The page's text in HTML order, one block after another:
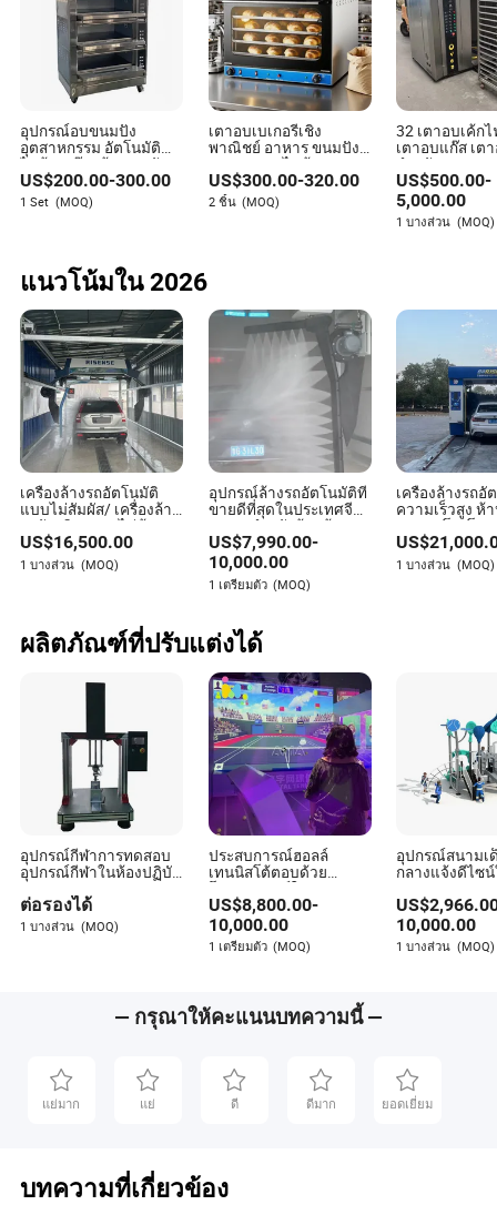
สำหรับภาคการผลิตกีฬาของจีน นี่แสดงถึงทั้งโอกาสและ
ความท้าทาย ด้วยการปรับให้สอดคล้องกับมาตรฐานสากล
ยอมรับนวัตกรรม และใช้ประโยชน์จากแพลตฟอร์มการค้า
แบบดิจิทัล ซัพพลายเออร์ชาวจีนสามารถเป็นผู้นำในการ
เคลื่อนไหวระดับโลกต่อไปสู่ไลฟ์สไตล์ที่กระฉับกระเฉงและ
ใส่ใจสุขภาพ
Made-in-China.com ยืนอยู่ที่ศูนย์กลางของวิวัฒนาการนี้
เชื่อมโยงประสิทธิภาพกับการผลิต และชัยชนะกับคุณค่า เมื่อ
เทนนิสพัฒนาไป ธุรกิจกีฬาก็เช่นกัน และความสามารถใน
การผลิตของจีนก็พร้อมที่จะให้บริการโลกทีละไม้ ทีละรองเท้า
อุปกรณ์อบขนมปัง
อุตสาหกรรม อัตโนมัติ
ไฟฟ้า แก๊ส เค้ก ขนมปัง
พิซซ่า เบเกอรี่ บิสกิต เตา
อบสำหรับเบเกอรี่
US$200.00-300.00
1 Set (MOQ)
เตาอบเบเกอรี่เชิง
พาณิชย์ อาหาร ขนมปัง 4
ถาด เตาอบไฟฟ้า เตาอบ
ลมร้อน เตาอบเบเกอรี่
พร้อมระบบพ่นไอน้ำ
US$300.00-320.00
2 ชิ้น (MOQ)
32 เตาอบเค้ก
เตาอบแก๊ส เต
สำหรับอบขนม
US$500.00-
5,000.00
1 บางส่วน (MOQ)
แนวโน้มใน 2026
เครื่องล้างรถอัตโนมัติ
แบบไม่สัมผัส/ เครื่องล้าง
รถอัจฉริยะแบบไม่ต้อง
สัมผัส
US$16,500.00
1 บางส่วน (MOQ)
อุปกรณ์ล้างรถอัตโนมัติที่
ขายดีที่สุดในประเทศจีน
เหมาะสำหรับร้านล้างรถ
ปั๊มน้ำมัน และที่จอดรถ
US$7,990.00-
10,000.00
1 เตรียมตัว (MOQ)
เครื่องล้างรถอั
ความเร็วสูง ห้
รถแบบโรลโอเ
US$
1 บางส่วน (MOQ)
ผลิตภัณฑ์ที่ปรับแต่งได้
อุปกรณ์กีฬาการทดสอบ
อุปกรณ์กีฬาในห้องปฏิบัติ
การ
ต่อรองได้
1 บางส่วน (MOQ)
ประสบการณ์ฮอลล์
เทนนิสโต้ตอบด้วย
โปรเจคเตอร์ในร่มจำลอง
ความรู้สึกทางกายจริง
ของเกมบันเทิงอุปกรณ์
กีฬา
US$8,800.00-
10,000.00
1 เตรียมตัว (MOQ)
อุปกรณ์สนามเ
กลางแจ้งดีไซ
US$
10,000.00
1 บางส่วน (MOQ)
— กรุณาให้คะแนนบทความนี้ —
แย่มาก แย่ ดี ดีมาก ยอดเยี่ยม
บทความที่เกี่ยวข้อง